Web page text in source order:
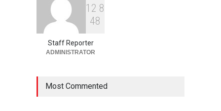
বৈশ্বিক প্রতিযোগিতা সক্ষমতা বাড়াতে
পোশাক শিল্পে নতুন উদ্যোগ
1 2 8
48
Staff Reporter
ADMINISTRATOR
Most Commented